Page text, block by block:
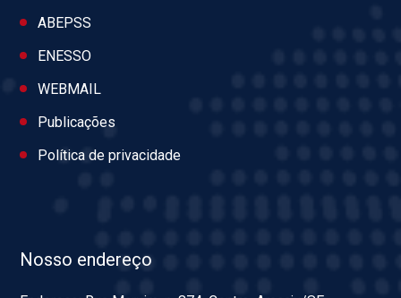
ABEPSS
ENESSO
WEBMAIL
Publicações
Política de privacidade
Nosso endereço